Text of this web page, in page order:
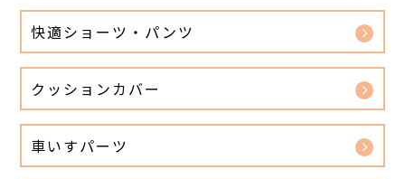
快適ショーツ・パンツ
クッションカバー
車いすパーツ